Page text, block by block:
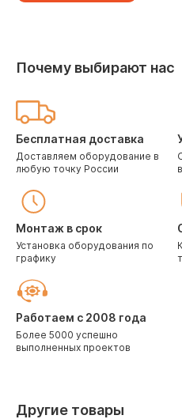
Почему выбирают нас
Бесплатная доставка
Доставляем оборудование в
любую точку России
Монтаж в срок
Установка оборудования по
графику
Работаем с 2008 года
Более 5000 успешно
выполненных проектов
Другие товары